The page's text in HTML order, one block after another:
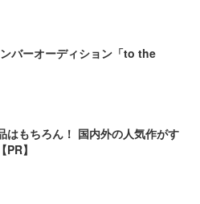
バーオーディション「to the
はもちろん！ 国内外の人気作がす
】